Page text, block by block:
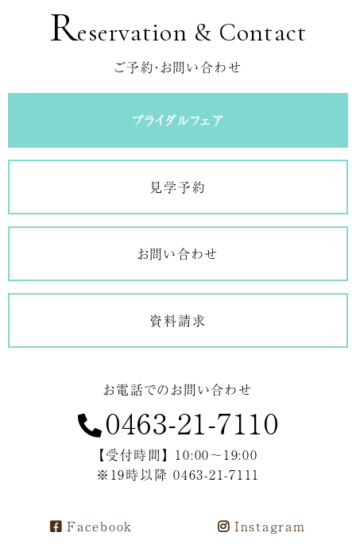
Reservation & Contact
ご予約・お問い合わせ
ブライダルフェア
見学予約
お問い合わせ
資料請求
お電話でのお問い合わせ
0463-21-7110
【受付時間】 10:00～19:00
※19時以降 0463-21-7111
Facebook Instagram